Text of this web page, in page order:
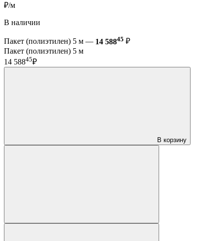
₽/м
В наличии
Пакет (полиэтилен) 5 м — 14 58845 ₽
Пакет (полиэтилен) 5 м
14 58845₽
В корзину